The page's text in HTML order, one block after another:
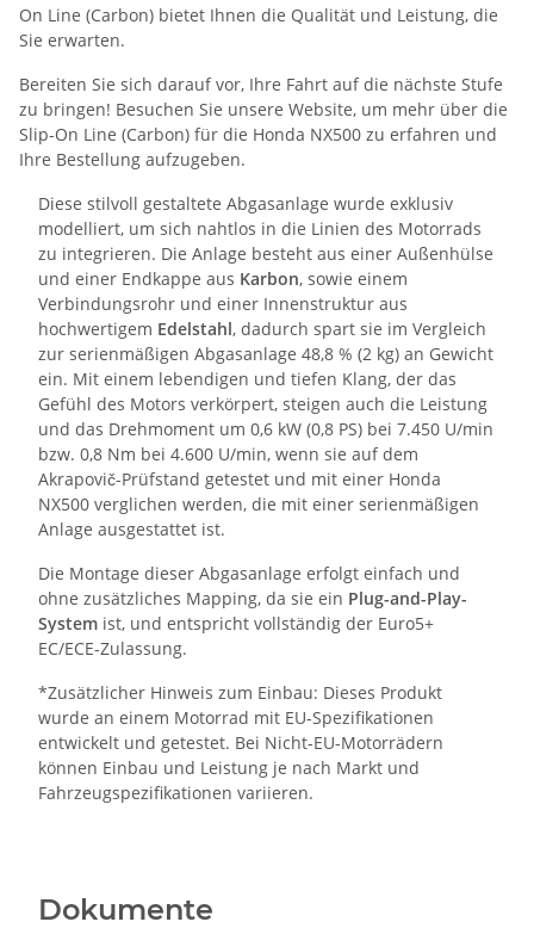
On Line (Carbon) bietet Ihnen die Qualität und Leistung, die
Sie erwarten.
Bereiten Sie sich darauf vor, Ihre Fahrt auf die nächste Stufe
zu bringen! Besuchen Sie unsere Website, um mehr über die
Slip-On Line (Carbon) für die Honda NX500 zu erfahren und
Ihre Bestellung aufzugeben.
Diese stilvoll gestaltete Abgasanlage wurde exklusiv
modelliert, um sich nahtlos in die Linien des Motorrads
zu integrieren. Die Anlage besteht aus einer Außenhülse
und einer Endkappe aus Karbon, sowie einem
Verbindungsrohr und einer Innenstruktur aus
hochwertigem Edelstahl, dadurch spart sie im Vergleich
zur serienmäßigen Abgasanlage 48,8 % (2 kg) an Gewicht
ein. Mit einem lebendigen und tiefen Klang, der das
Gefühl des Motors verkörpert, steigen auch die Leistung
und das Drehmoment um 0,6 kW (0,8 PS) bei 7.450 U/min
bzw. 0,8 Nm bei 4.600 U/min, wenn sie auf dem
Akrapovič-Prüfstand getestet und mit einer Honda
NX500 verglichen werden, die mit einer serienmäßigen
Anlage ausgestattet ist.
Die Montage dieser Abgasanlage erfolgt einfach und
ohne zusätzliches Mapping, da sie ein Plug-and-Play-
System ist, und entspricht vollständig der Euro5+
EC/ECE-Zulassung.
*Zusätzlicher Hinweis zum Einbau: Dieses Produkt
wurde an einem Motorrad mit EU-Spezifikationen
entwickelt und getestet. Bei Nicht-EU-Motorrädern
können Einbau und Leistung je nach Markt und
Fahrzeugspezifikationen variieren.
Dokumente